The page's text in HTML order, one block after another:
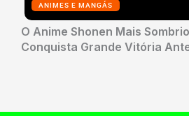
ANIMES E MANGÁS
O Anime Shonen Mais
Conquista Grande Vitória